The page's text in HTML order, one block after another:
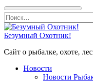
Перейти
к
содержанию
Search
for:
Безумный Охотник!
Сайт о рыбалке, охоте,
Новости
Новости